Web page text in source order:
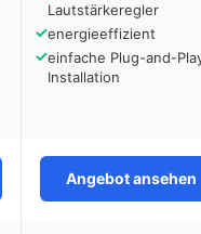
Lautstärkeregler
✓energieeffizient
✓einfache Plug-and-
Installation
Angebot ansehen